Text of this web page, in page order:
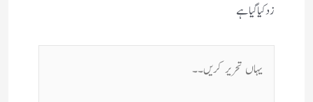
زد کیا گیا ہے
یہاں
تحریر